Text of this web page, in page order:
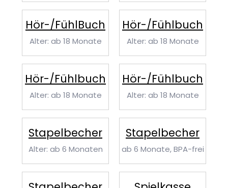
Hör-/FühlBuch
Alter: ab 18 Monate
Hör-/Fühlbuch
Alter: ab 18 Monate
Hör-/Fühlbuch
Alter: ab 18 Monate
Hör-/Fühlbuch
Alter: ab 18 Monate
Stapelbecher
Alter: ab 6 Monaten
Stapelbecher
ab 6 Monate, BPA-frei